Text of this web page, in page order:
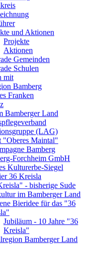
und Aktionen
Projekte
Aktionen
Gemeinden
Schulen
mit
Bamberg
Franken
Bamberger Land
(LAG)
"Oberes Maintal"
Bamberg
Forchheim GmbH
Kulturerbe-Siegel
36 Kreisla
- bisherige Sude
im Bamberger Land
Bieridee für das "36
Jubiläum - 10 Jahre "36
Kreisla"
Bamberger Land